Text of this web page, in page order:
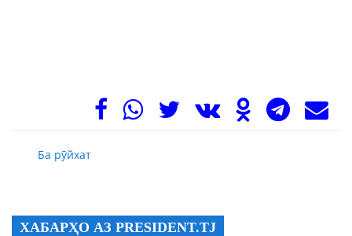
Ба рӯйхат
ХАБАРҲО АЗ PRESIDENT.TJ